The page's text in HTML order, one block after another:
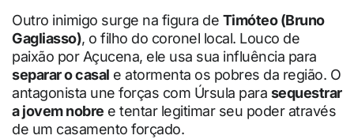
Outro inimigo surge na figura de Timóteo (Bruno
Gagliasso), o filho do coronel local. Louco de
paixão por Açucena, ele usa sua influência para
separar o casal e atormenta os pobres da região. O
antagonista une forças com Úrsula para sequestrar
a jovem nobre e tentar legitimar seu poder através
de um casamento forçado.